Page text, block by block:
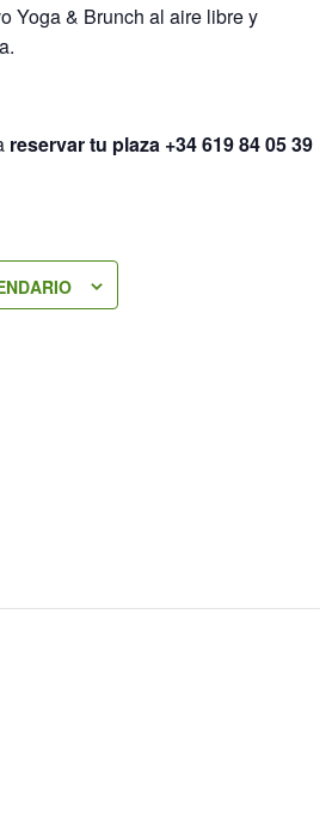
Yoga & Brunch al aire libre y
reservar tu plaza +34 619 84 05 39